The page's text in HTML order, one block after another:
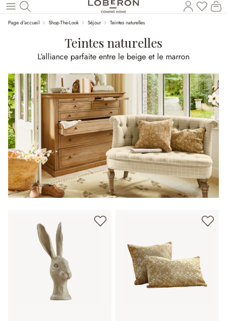
Revenir au contenu principal
Vous
Page d'accueil Shop-The-Look Séjour Teintes naturelles
Teintes naturelles
L’alliance parfaite entre le beige et le marron